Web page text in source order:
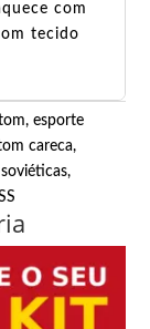
com
tecido
,esporte
careca,
,